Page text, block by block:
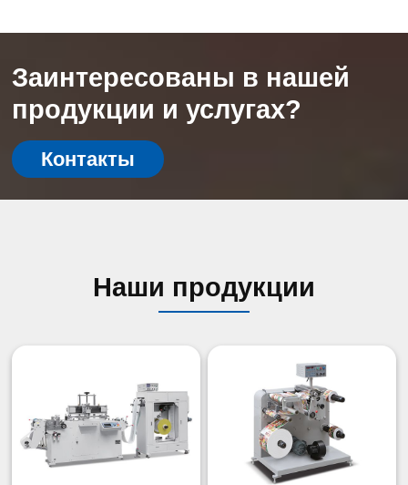
Заинтересованы в нашей
продукции и услугах?
Контакты
Наши продукции